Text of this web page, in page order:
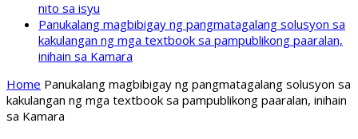
nito sa isyu
Panukalang magbibigay ng pangmatagalang solusyon sa
kakulangan ng mga textbook sa pampublikong paaralan,
inihain sa Kamara
Home Panukalang magbibigay ng pangmatagalang solusyon sa
kakulangan ng mga textbook sa pampublikong paaralan, inihain
sa Kamara